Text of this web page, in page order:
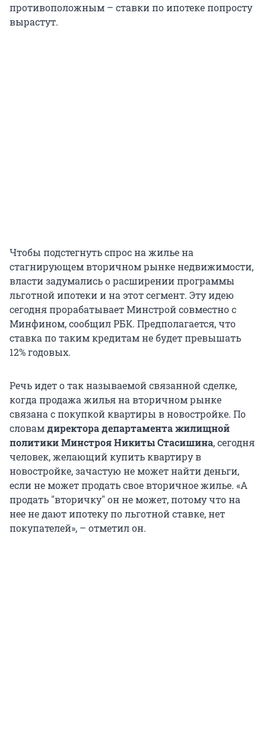
противоположным – ставки по ипотеке попросту
вырастут.
Чтобы подстегнуть спрос на жилье на
стагнирующем вторичном рынке недвижимости,
власти задумались о расширении программы
льготной ипотеки и на этот сегмент. Эту идею
сегодня прорабатывает Минстрой совместно с
Минфином, сообщил РБК. Предполагается, что
ставка по таким кредитам не будет превышать
12% годовых.
Речь идет о так называемой связанной сделке,
когда продажа жилья на вторичном рынке
связана с покупкой квартиры в новостройке. По
словамдиректора департамента жилищной
политики Минстроя Никиты Стасишина, сегодня
человек, желающий купить квартиру в
новостройке, зачастую не может найти деньги,
если не может продать свое вторичное жилье. «А
продать "вторичку" он не может, потому что на
нее не дают ипотеку по льготной ставке, нет
покупателей», – отметил он.